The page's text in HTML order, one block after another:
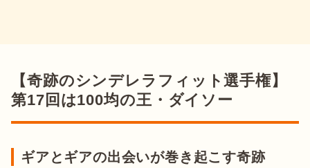
【奇跡のシンデレラフィット選手権】
第17回は100均の王・ダイソー
ギアとギアの出会いが巻き起こす奇跡